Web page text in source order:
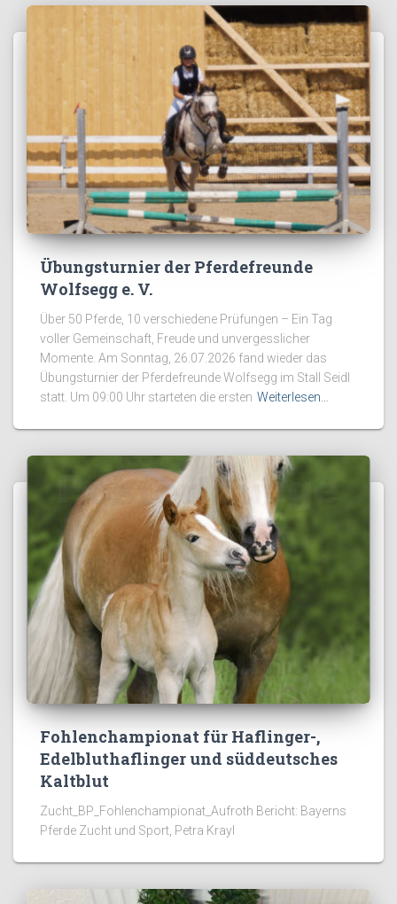
Übungsturnier der Pferdefreunde
Wolfsegg e. V.
Über 50 Pferde, 10 verschiedene Prüfungen – Ein Tag
voller Gemeinschaft, Freude und unvergesslicher
Momente. Am Sonntag, 26.07.2026 fand wieder das
Übungsturnier der Pferdefreunde Wolfsegg im Stall Seidl
statt. Um 09:00 Uhr starteten die ersten Weiterlesen…
Fohlenchampionat für Haflinger-,
Edelbluthaflinger und süddeutsches
Kaltblut
Zucht_BP_Fohlenchampionat_Aufroth Bericht: Bayerns
Pferde Zucht und Sport, Petra Krayl